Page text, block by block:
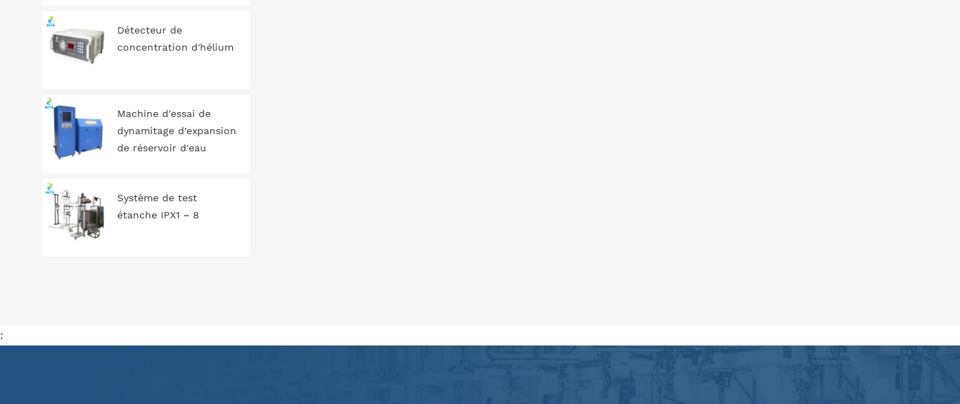
Détecteur de
concentration d'hélium
Machine d'essai de
dynamitage d'expansion
de réservoir d'eau
Système de test
étanche IPX1 ~ 8
: